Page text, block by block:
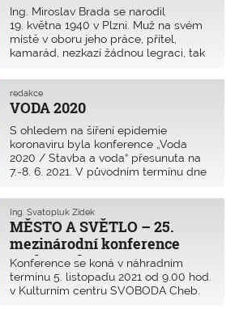
Ing. Miroslav Brada se narodil
19. května 1940 v Plzni. Muž na svém
místě v oboru jeho práce, přítel,
kamarád, nezkazí žádnou legraci, tak
našeho kolegu a člena ČKAIT Ing.
Miroslava Bradu.
VODA 2020
redakce
S ohledem na šíření epidemie
koronaviru byla konference „Voda
2020 / Stavba a voda“ přesunuta na
7.-8. 6. 2021. V původním termínu dne
webinář.
MĚSTO A SVĚTLO – 25.
mezinárodní konference
Karlovarsko 2020
Ing. Svatopluk Zídek
Konference se koná v náhradním
termínu 5. listopadu 2021 od 9.00 hod.
v Kulturním centru SVOBODA Cheb.